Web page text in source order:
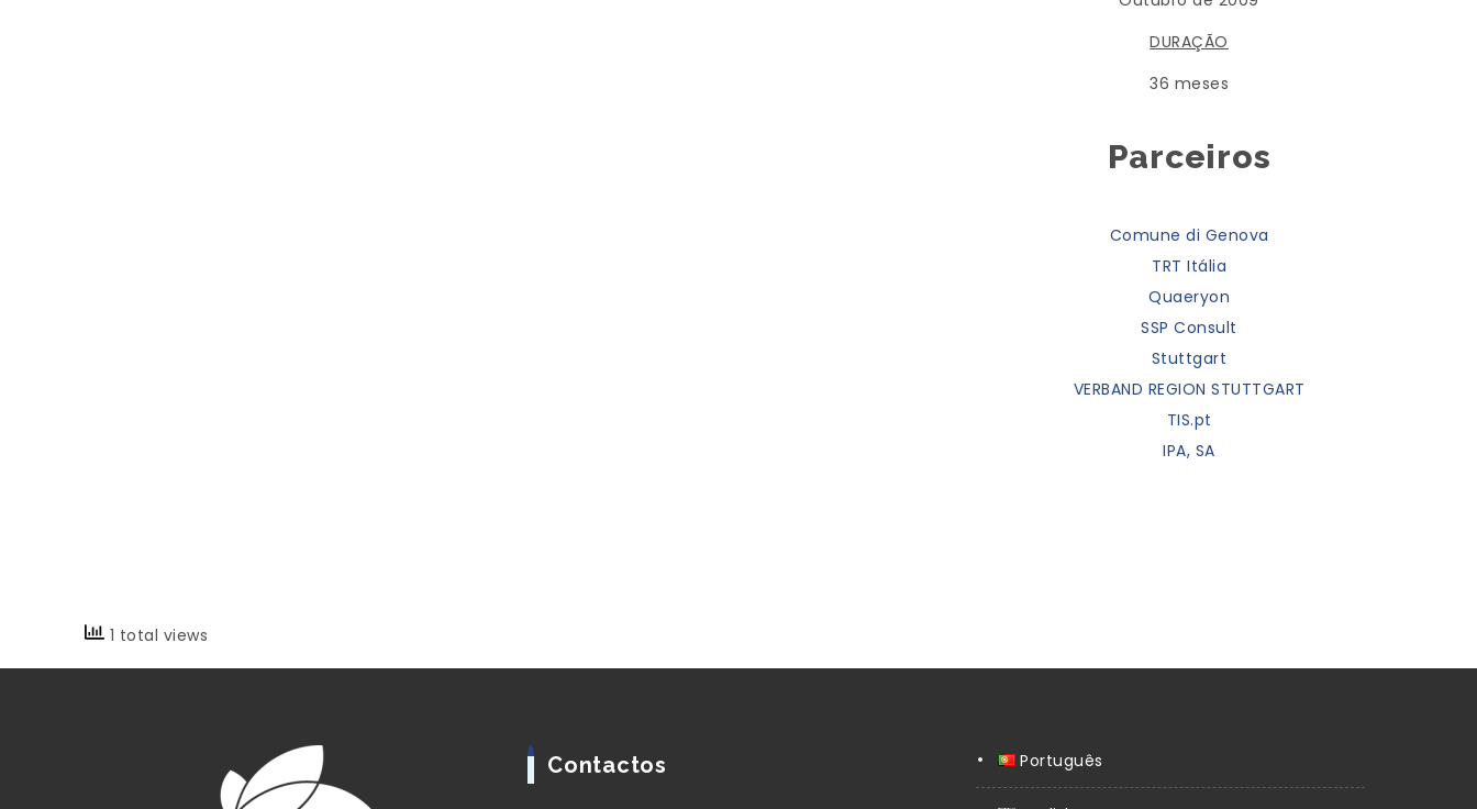
DURAÇÃO
36 meses
Parceiros
Comune di Genova
TRT Itália
Quaeryon
SSP Consult
Stuttgart
VERBAND REGION STUTTGART
TIS.pt
IPA, SA
1 total views
Contactos Português